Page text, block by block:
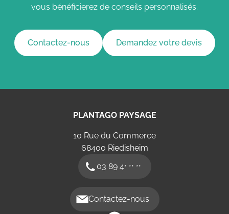
vous bénéficierez de conseils personnalisés.
Contactez-nous Demandez votre devis
PLANTAGO PAYSAGE
10 Rue du Commerce
68400 Riedisheim
03 89 4* ** **
Contactez-nous